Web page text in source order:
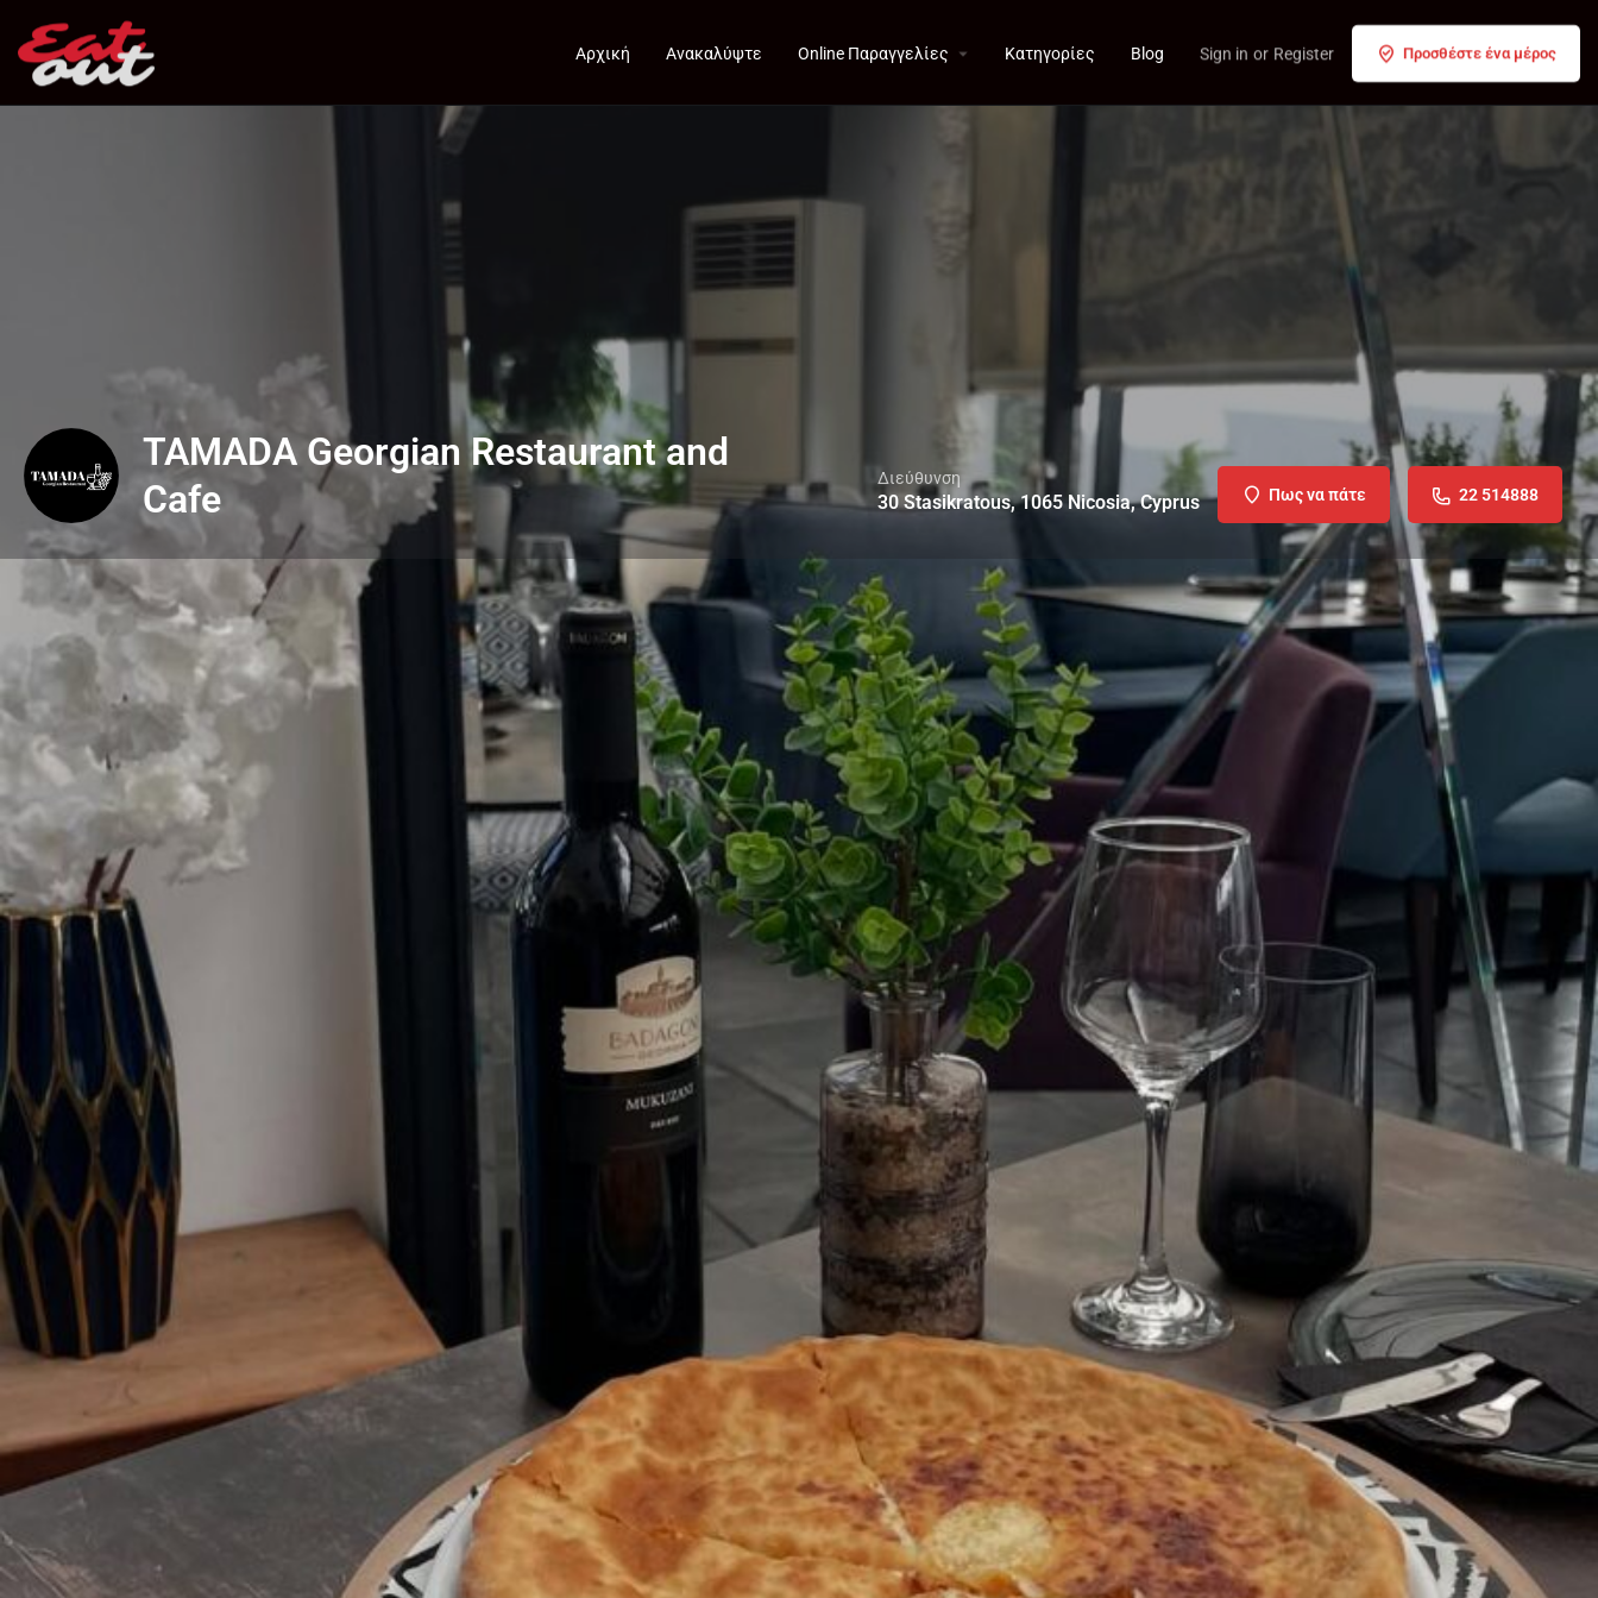
Αρχική Ανακαλύψτε Online Παραγγελίες Κατηγορίες Blog Sign in or Register Προσθέστε ένα μέρος
TAMADA Georgian Restaurant and
Cafe
Διεύθυνση
30 Stasikratous, 1065 Nicosia, Cyprus Πως να πάτε 22 514888
Πληροφορίες Αξιολογήσεις
Οδηγίες Κοινοποίηση Κάντε μία αξιολόγηση Διεκδίκηση καταχώρισης
Κατηγορίες
International / Διεθνής
Ακολουθήστε μας
Τοποθεσία
30 Stasikratous, 1065 Nicosia, Cyprus
You May Also Be Interested In